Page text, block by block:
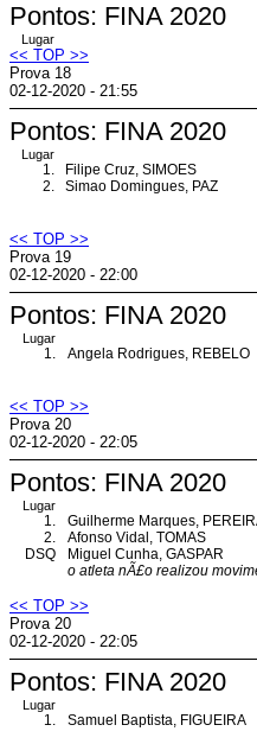
Pontos: FINA 2020
Lugar
<< TOP >>
Prova 18
02-12-2020 - 21:55
Pontos: FINA 2020
Lugar
1. Filipe Cruz, SIMOES
2.
Simao Domingues, PAZ
<< TOP >>
Prova 19
02-12-2020 - 22:00
Pontos: FINA 2020
Lugar
1. Angela Rodrigues, REBELO
<< TOP >>
Prova 20
02-12-2020 - 22:05
Pontos: FINA 2020
Lugar
1. Guilherme Marques,
2.
Afonso Vidal, TOMAS
DSQ
Miguel Cunha, GASPAR
o atleta nÃ£o realizou
<< TOP >>
Prova 20
02-12-2020 - 22:05
Pontos: FINA 2020
Lugar
1. Samuel Baptista, FIGUEIRA